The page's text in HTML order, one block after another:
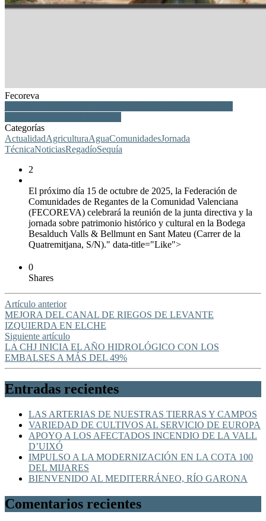
Fecoreva
Categorías
ActualidadAgriculturaAguaComunidadesJornada
TécnicaNoticiasRegadíoSequía
2
El próximo día 15 de octubre de 2025, la Federación de
Comunidades de Regantes de la Comunidad Valenciana
(FECOREVA) celebrará la reunión de la junta directiva y la
jornada sobre patrimonio histórico y cultural en la Bodega
Besalduch Valls & Bellmunt en Sant Mateu (Carrer de la
Quatremitjana, S/N)." data-title="Like">
0
Shares
Artículo anterior
MEJORA DEL CANAL DE RIEGOS DE LEVANTE
IZQUIERDA EN ELCHE
Siguiente artículo
LA CHJ INICIA EL AÑO HIDROLÓGICO CON LOS
EMBALSES A MÁS DEL 49%
Entradas recientes
LAS ARTERIAS DE NUESTRAS TIERRAS Y CAMPOS
VARIEDAD DE CULTIVOS AL SERVICIO DE EUROPA
APOYO A LOS AFECTADOS INCENDIO DE LA VALL
D’UIXÓ
IMPULSO A LA MODERNIZACIÓN EN LA COTA 100
DEL MIJARES
BIENVENIDO AL MEDITERRÁNEO, RÍO GARONA
Comentarios recientes